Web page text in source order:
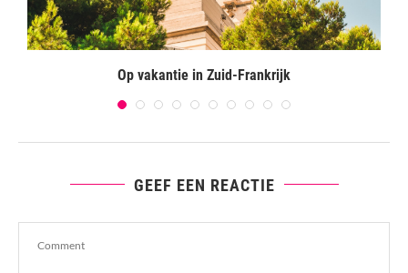
Op vakantie in Zuid-Frankrijk
GEEF EEN REACTIE